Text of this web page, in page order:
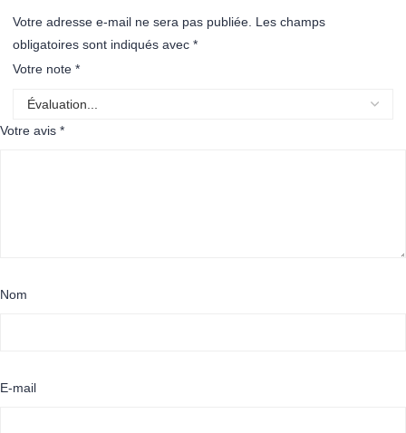
Votre adresse e-mail ne sera pas publiée. Les champs
obligatoires sont indiqués avec *
Votre note *
Votre avis *
Nom
E-mail